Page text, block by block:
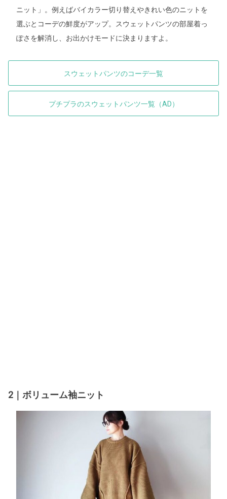
ニット」。例えばバイカラー切り替えやきれい色のニットを
選ぶとコーデの鮮度がアップ。スウェットパンツの部屋着っ
ぽさを解消し、お出かけモードに決まりますよ。
スウェットパンツのコーデ一覧
プチプラのスウェットパンツ一覧（AD）
2｜ボリューム袖ニット